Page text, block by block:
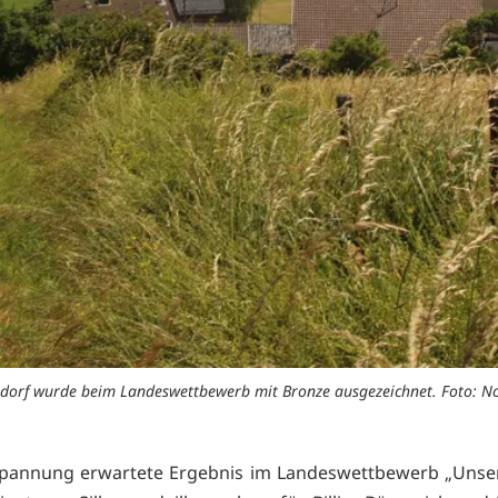
wurde beim Landeswettbewerb mit Bronze ausgezeichnet. Foto:
erwartete Ergebnis im Landeswettbewerb